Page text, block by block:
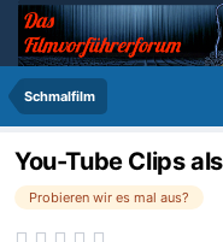
Schmalfilm
You-Tube Clips
Probieren wir es mal aus?